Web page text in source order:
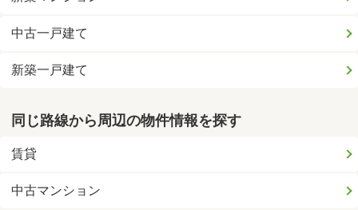
中古一戸建て
新築一戸建て
同じ路線から周辺の物件情報を探す
賃貸
中古マンション